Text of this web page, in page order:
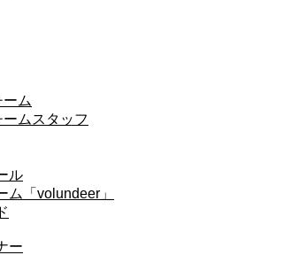
奈良
ンサービスについて
田J3リーグ2026/27シーズン試合観戦チケット
田Ｊ3リーグ 2026/27シーズン「鹿パス」
ュニティ
ア（実店舗）
ム
ムスタッフ
ル
ム「volundeer」
ー